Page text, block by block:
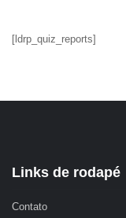
[ldrp_quiz_reports]
Links de rodapé
Contato